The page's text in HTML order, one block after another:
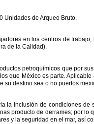
Unidades de Arqueo Bruto.
en los centros de trabajo;
de la Calidad).
petroquímicos que por sus
los que México es parte. Aplicable
su destino sea o no puertos
la inclusión de condiciones de
producto de derrames; por lo
y la seguridad en el mar, así